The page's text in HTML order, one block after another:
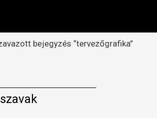
bejegyzés “tervezőgrafika”